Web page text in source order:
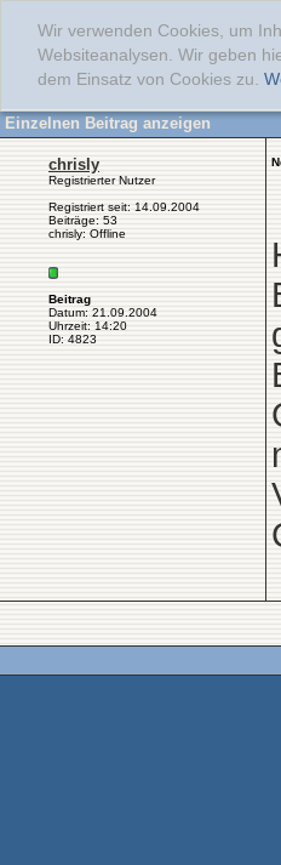
Wir verwenden Cookies, um
Websiteanalysen. Wir geben
dem Einsatz von Cookies zu.
Einzelnen Beitrag anzeigen
chrisly
Registrierter Nutzer
Registriert seit: 14.09.2004
Beiträge: 53
chrisly: Offline
Beitrag
Datum: 21.09.2004
Uhrzeit: 14:20
ID: 4823